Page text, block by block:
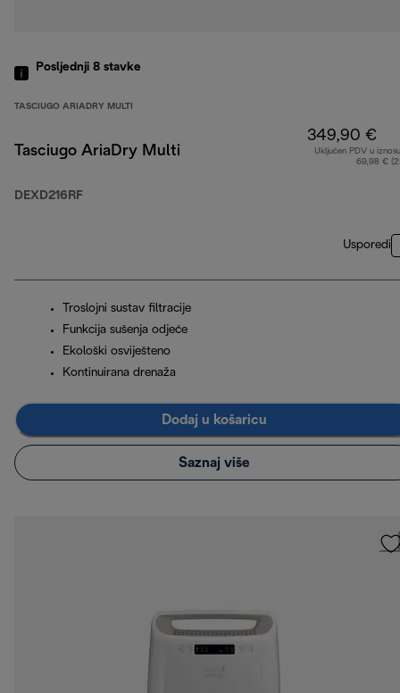
Posljednji 8 stavke
TASCIUGO ARIADRY MULTI
Tasciugo AriaDry Multi
DEXD216RF
349,90 €
Uključen PDV u
69,98 €
Usporedi
Troslojni sustav filtracije
Funkcija sušenja odjeće
Ekološki osviješteno
Kontinuirana drenaža
Dodaj u košaricu
Saznaj više